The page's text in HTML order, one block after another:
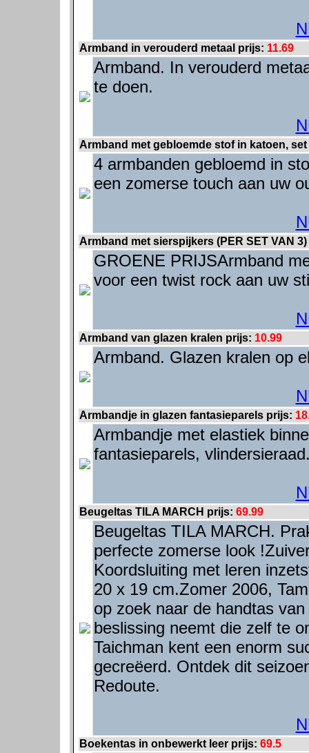
Armband in verouderd metaal prijs: 11.69
Armband. In verouderd
te doen.
Armband met gebloemde stof in katoen,
4 armbanden gebloemd in
een zomerse touch aan uw
Armband met sierspijkers (PER SET VAN
GROENE PRIJSArmband
voor een twist rock aan uw
Armband van glazen kralen prijs: 10.99
Armband. Glazen kralen op
Armbandje in glazen fantasieparels prijs:
Armbandje met elastiek
fantasieparels,
Beugeltas TILA MARCH prijs: 69.99
Beugeltas TILA MARCH.
perfecte zomerse look
Koordsluiting met leren
20 x 19 cm.Zomer 2006,
op zoek naar de handtas
beslissing neemt die zelf te
Taichman kent een enorm
gecreëerd. Ontdek dit
Redoute.
Boekentas in onbewerkt leer prijs: 69.5